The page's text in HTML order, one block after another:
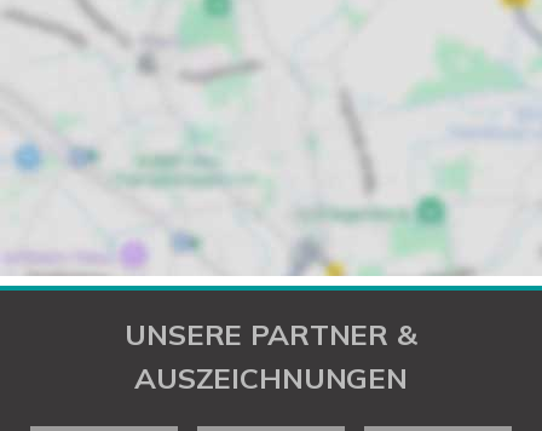
UNSERE PARTNER &
AUSZEICHNUNGEN